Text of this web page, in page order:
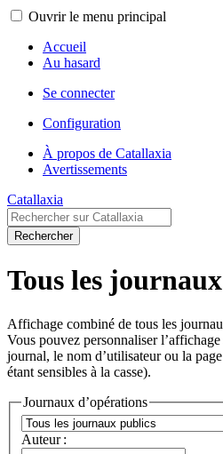
Ouvrir le menu principal
Accueil
Au hasard
Se connecter
Configuration
À propos de Catallaxia
Avertissements
Catallaxia
Rechercher
Tous les
Affichage combiné de tous les
Vous pouvez personnaliser
journal, le nom d’utilisateur ou la
étant sensibles à la casse).
Journaux d’opérations
Auteur :